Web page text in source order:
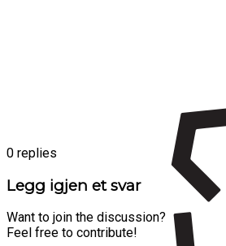
0 replies
Legg igjen et svar
Want to join the discussion?
Feel free to contribute!